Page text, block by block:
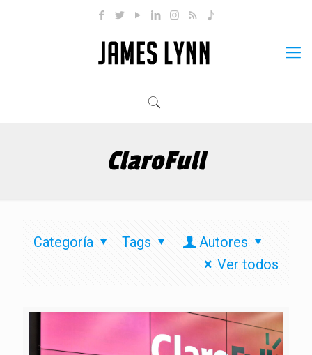
ClaroFull
Categoría Tags
Autores
Ver todos